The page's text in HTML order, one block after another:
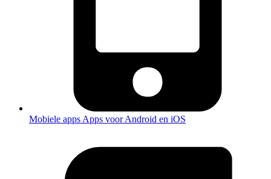
Mobiele apps Apps voor Android en iOS